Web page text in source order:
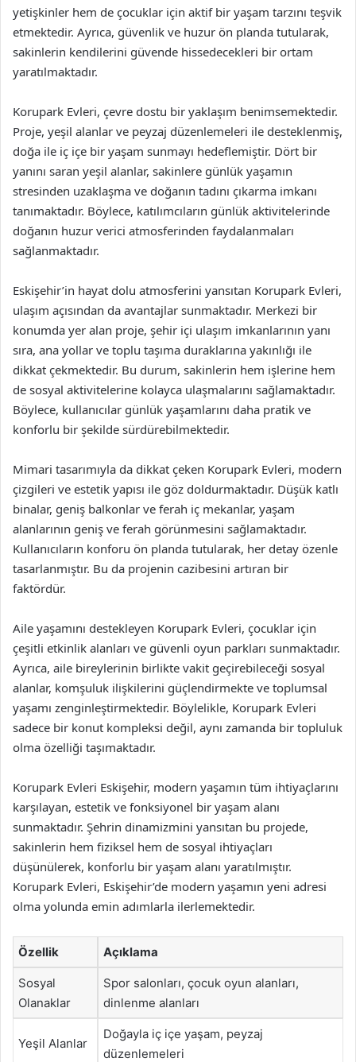
yetişkinler hem de çocuklar için aktif bir yaşam tarzını teşvik
etmektedir. Ayrıca, güvenlik ve huzur ön planda tutularak,
sakinlerin kendilerini güvende hissedecekleri bir ortam
yaratılmaktadır.
Korupark Evleri, çevre dostu bir yaklaşım benimsemektedir.
Proje, yeşil alanlar ve peyzaj düzenlemeleri ile desteklenmiş,
doğa ile iç içe bir yaşam sunmayı hedeflemiştir. Dört bir
yanını saran yeşil alanlar, sakinlere günlük yaşamın
stresinden uzaklaşma ve doğanın tadını çıkarma imkanı
tanımaktadır. Böylece, katılımcıların günlük aktivitelerinde
doğanın huzur verici atmosferinden faydalanmaları
sağlanmaktadır.
Eskişehir’in hayat dolu atmosferini yansıtan Korupark Evleri,
ulaşım açısından da avantajlar sunmaktadır. Merkezi bir
konumda yer alan proje, şehir içi ulaşım imkanlarının yanı
sıra, ana yollar ve toplu taşıma duraklarına yakınlığı ile
dikkat çekmektedir. Bu durum, sakinlerin hem işlerine hem
de sosyal aktivitelerine kolayca ulaşmalarını sağlamaktadır.
Böylece, kullanıcılar günlük yaşamlarını daha pratik ve
konforlu bir şekilde sürdürebilmektedir.
Mimari tasarımıyla da dikkat çeken Korupark Evleri, modern
çizgileri ve estetik yapısı ile göz doldurmaktadır. Düşük katlı
binalar, geniş balkonlar ve ferah iç mekanlar, yaşam
alanlarının geniş ve ferah görünmesini sağlamaktadır.
Kullanıcıların konforu ön planda tutularak, her detay özenle
tasarlanmıştır. Bu da projenin cazibesini artıran bir
faktördür.
Aile yaşamını destekleyen Korupark Evleri, çocuklar için
çeşitli etkinlik alanları ve güvenli oyun parkları sunmaktadır.
Ayrıca, aile bireylerinin birlikte vakit geçirebileceği sosyal
alanlar, komşuluk ilişkilerini güçlendirmekte ve toplumsal
yaşamı zenginleştirmektedir. Böylelikle, Korupark Evleri
sadece bir konut kompleksi değil, aynı zamanda bir topluluk
olma özelliği taşımaktadır.
Korupark Evleri Eskişehir, modern yaşamın tüm ihtiyaçlarını
karşılayan, estetik ve fonksiyonel bir yaşam alanı
sunmaktadır. Şehrin dinamizmini yansıtan bu projede,
sakinlerin hem fiziksel hem de sosyal ihtiyaçları
düşünülerek, konforlu bir yaşam alanı yaratılmıştır.
Korupark Evleri, Eskişehir’de modern yaşamın yeni adresi
olma yolunda emin adımlarla ilerlemektedir.
Özellik Açıklama
Sosyal
Olanaklar
Spor salonları, çocuk oyun alanları,
dinlenme alanları
Yeşil Alanlar
Doğayla iç içe yaşam, peyzaj
düzenlemeleri